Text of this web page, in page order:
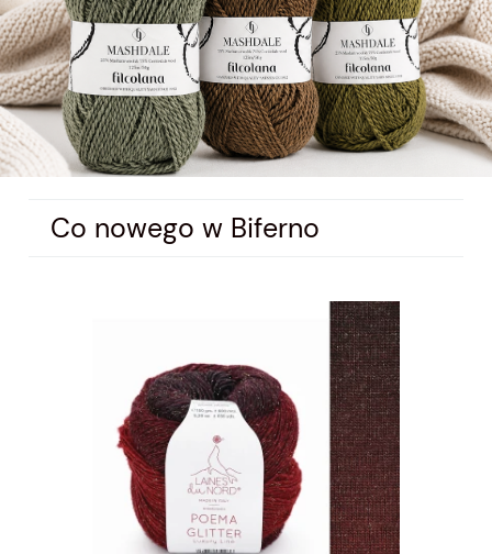
Co nowego w Biferno